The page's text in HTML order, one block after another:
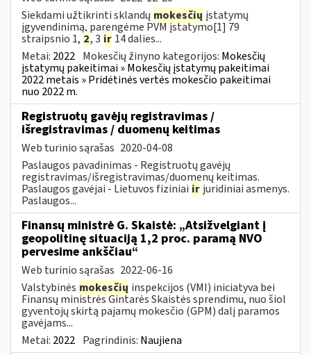
Siekdami užtikrinti sklandų mokesčių įstatymų
įgyvendinimą, parengėme PVM įstatymo[1] 79
straipsnio 1, 2, 3 ir 14 dalies...
Metai: 2022 Mokesčių žinyno kategorijos: Mokesčių
įstatymų pakeitimai » Mokesčių įstatymų pakeitimai
2022 metais » Pridėtinės vertės mokesčio pakeitimai
nuo 2022 m.
Registruotų gavėjų registravimas /
išregistravimas / duomenų keitimas
Web turinio sąrašas 2020-04-08
Paslaugos pavadinimas - Registruotų gavėjų
registravimas/išregistravimas/duomenų keitimas.
Paslaugos gavėjai - Lietuvos fiziniai ir juridiniai asmenys.
Paslaugos...
Finansų ministrė G. Skaistė: „Atsižvelgiant į
geopolitinę situaciją 1,2 proc. paramą NVO
pervesime ankščiau“
Web turinio sąrašas 2022-06-16
Valstybinės mokesčių inspekcijos (VMI) iniciatyva bei
Finansų ministrės Gintarės Skaistės sprendimu, nuo šiol
gyventojų skirtą pajamų mokesčio (GPM) dalį paramos
gavėjams...
Metai: 2022 Pagrindinis: Naujiena